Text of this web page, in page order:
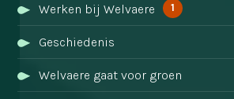
Werken bij Welvaere 1
Geschiedenis
Welvaere gaat voor groen